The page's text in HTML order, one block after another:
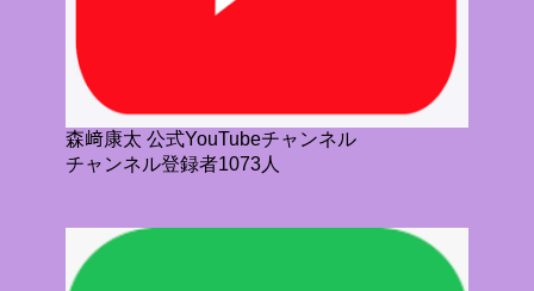
森﨑康太 公式YouTubeチャンネル
チャンネル登録者1073人